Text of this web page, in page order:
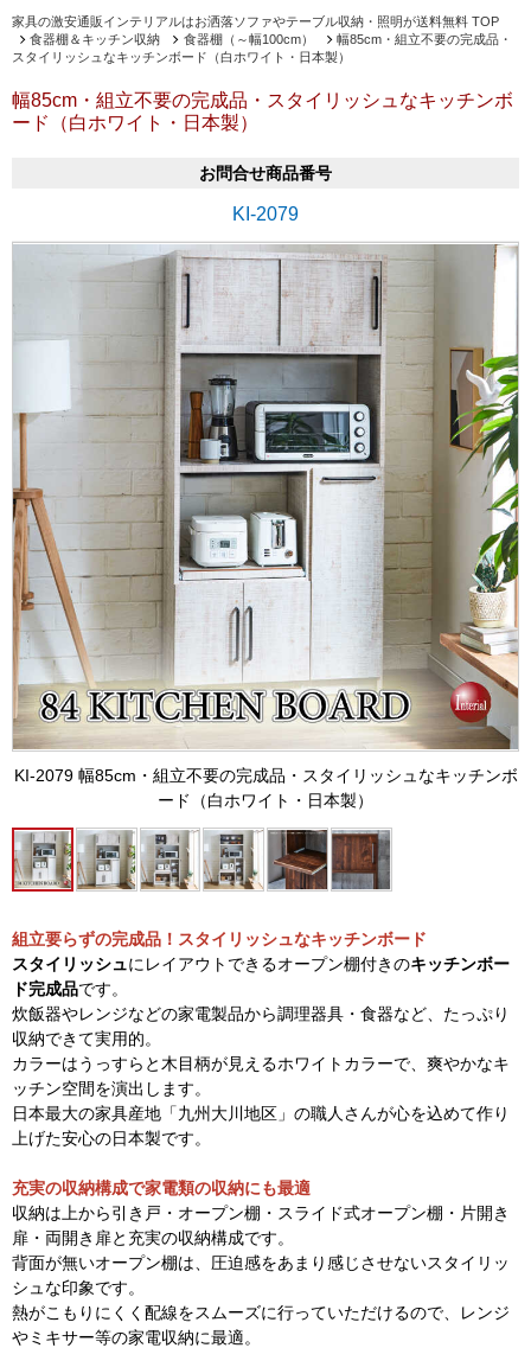
家具の激安通販インテリアルはお洒落ソファやテーブル収納・照明が送料無料 TOP
食器棚＆キッチン収納
食器棚（～幅100cm）
幅85cm・組立不要の完成品・
スタイリッシュなキッチンボード（白ホワイト・日本製）
幅85cm・組立不要の完成品・スタイリッシュなキッチンボ
ード（白ホワイト・日本製）
お問合せ商品番号
KI-2079
KI-2079 幅85cm・組立不要の完成品・スタイリッシュなキッチンボ
ード（白ホワイト・日本製）
組立要らずの完成品！スタイリッシュなキッチンボード
スタイリッシュにレイアウトできるオープン棚付きのキッチンボー
ド完成品です。
炊飯器やレンジなどの家電製品から調理器具・食器など、たっぷり
収納できて実用的。
カラーはうっすらと木目柄が見えるホワイトカラーで、爽やかなキ
ッチン空間を演出します。
日本最大の家具産地「九州大川地区」の職人さんが心を込めて作り
上げた安心の日本製です。
充実の収納構成で家電類の収納にも最適
収納は上から引き戸・オープン棚・スライド式オープン棚・片開き
扉・両開き扉と充実の収納構成です。
背面が無いオープン棚は、圧迫感をあまり感じさせないスタイリッ
シュな印象です。
熱がこもりにくく配線をスムーズに行っていただけるので、レンジ
やミキサー等の家電収納に最適。